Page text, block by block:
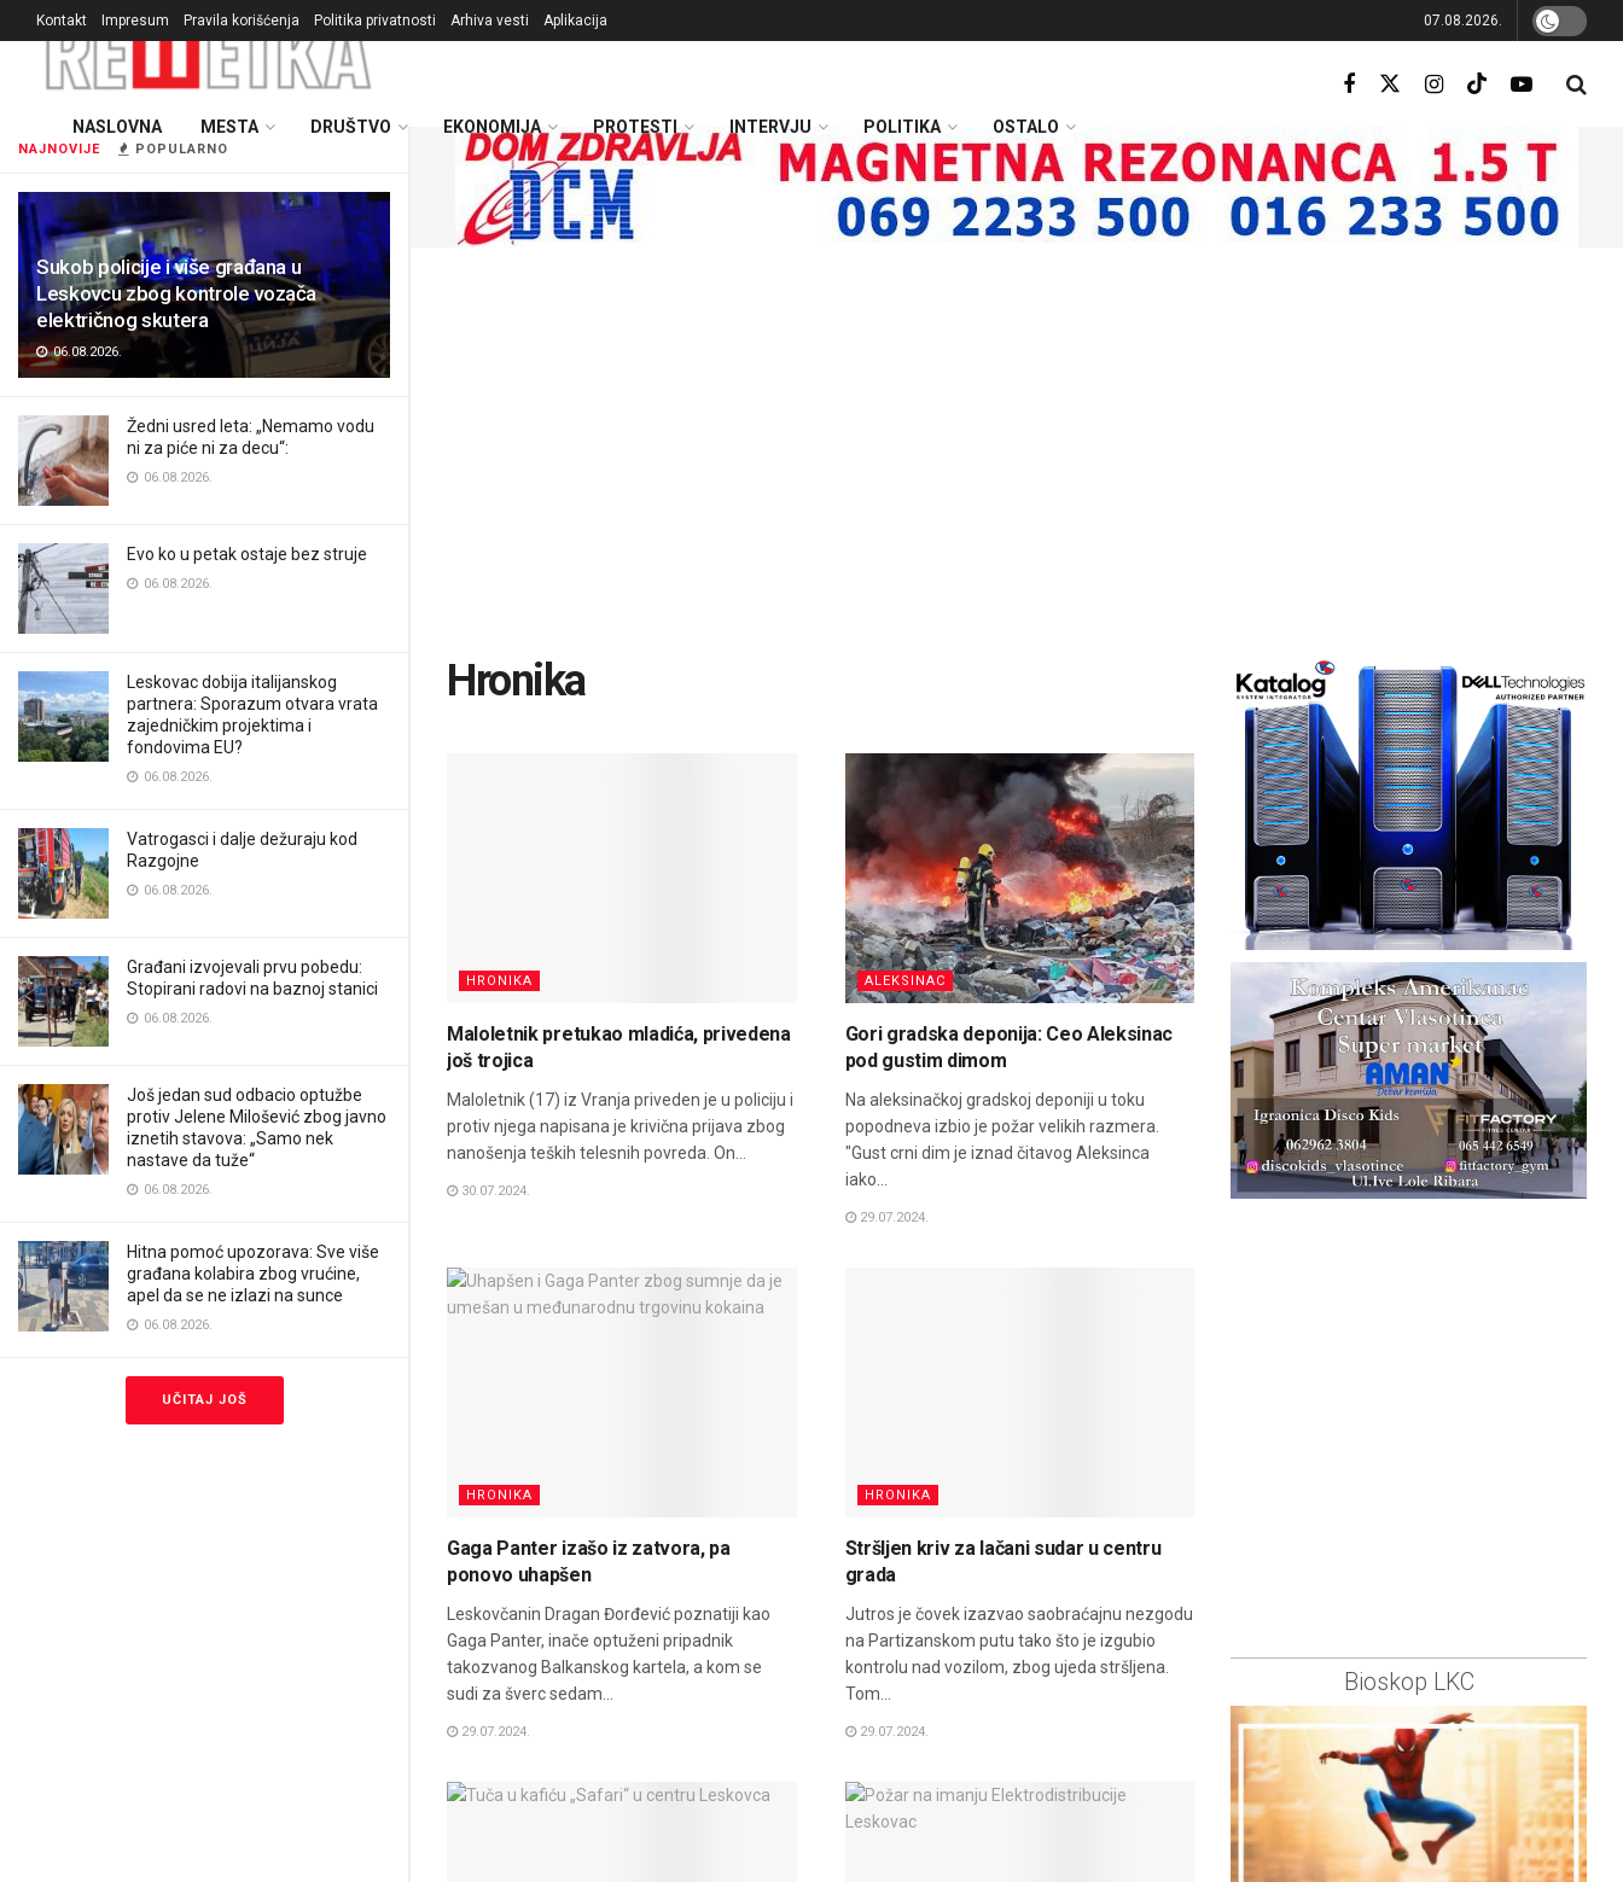
NAJNOVIJE POPULARNO
Sukob policije i više građana u
Leskovcu zbog kontrole vozača
električnog skutera
06.08.2026.
Žedni usred leta: „Nemamo vodu
ni za piće ni za decu“:
06.08.2026.
Evo ko u petak ostaje bez struje
06.08.2026.
Leskovac dobija italijanskog
partnera: Sporazum otvara vrata
zajedničkim projektima i
fondovima EU?
06.08.2026.
Vatrogasci i dalje dežuraju kod
Razgojne
06.08.2026.
Građani izvojevali prvu pobedu:
Stopirani radovi na baznoj stanici
06.08.2026.
Još jedan sud odbacio optužbe
protiv Jelene Milošević zbog javno
iznetih stavova: „Samo nek
nastave da tuže“
06.08.2026.
Hitna pomoć upozorava: Sve više
građana kolabira zbog vrućine,
apel da se ne izlazi na sunce
06.08.2026.
UČITAJ JOŠ
Kontakt Impresum Pravila korišćenja Politika privatnosti Arhiva vesti Aplikacija 07.08.2026.
NASLOVNA MESTA DRUŠTVO EKONOMIJA PROTESTI INTERVJU POLITIKA OSTALO
Hronika
HRONIKA
Maloletnik pretukao mladića, privedena
još trojica
Maloletnik (17) iz Vranja priveden je u policiju i
protiv njega napisana je krivična prijava zbog
nanošenja teških telesnih povreda. On...
30.07.2024.
ALEKSINAC
Gori gradska deponija: Ceo Aleksinac
pod gustim dimom
Na aleksinačkoj gradskoj deponiji u toku
popodneva izbio je požar velikih razmera.
"Gust crni dim je iznad čitavog Aleksinca
iako...
29.07.2024.
HRONIKA
Gaga Panter izašo iz zatvora, pa
ponovo uhapšen
Leskovčanin Dragan Đorđević poznatiji kao
Gaga Panter, inače optuženi pripadnik
takozvanog Balkanskog kartela, a kom se
sudi za šverc sedam...
29.07.2024.
HRONIKA
Stršljen kriv za lačani sudar u centru
grada
Jutros je čovek izazvao saobraćajnu nezgodu
na Partizanskom putu tako što je izgubio
kontrolu nad vozilom, zbog ujeda stršljena.
Tom...
29.07.2024.
Bioskop LKC